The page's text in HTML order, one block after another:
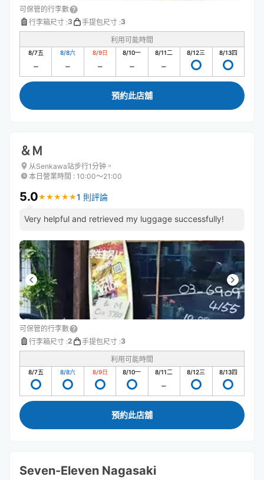
可保管的行李數
行李箱尺寸 :3 手提包尺寸 :3
利用可能時間
8/7五 8/8六 8/9日 8/10一 8/11二 8/12三 8/13四
預約此店舖
＆Ｍ
从Senkawa站步行1分钟。
本日營業時間 : 10:00〜21:00
5.0★ ★ ★ ★ ★
★ ★ ★ ★ ★1 則評論
Very helpful and retrieved my luggage successfully!
可保管的行李數
行李箱尺寸 :2 手提包尺寸 :3
利用可能時間
8/7五 8/8六 8/9日 8/10一 8/11二 8/12三 8/13四
預約此店舖
Seven-Eleven Nagasaki